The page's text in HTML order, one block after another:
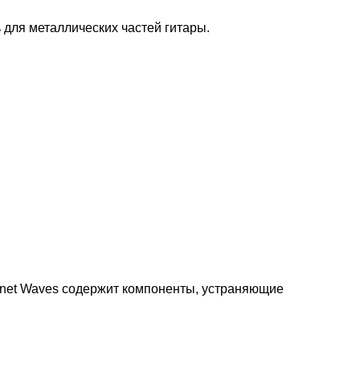
металлических частей гитары.
Waves содержит компоненты, устраняющие